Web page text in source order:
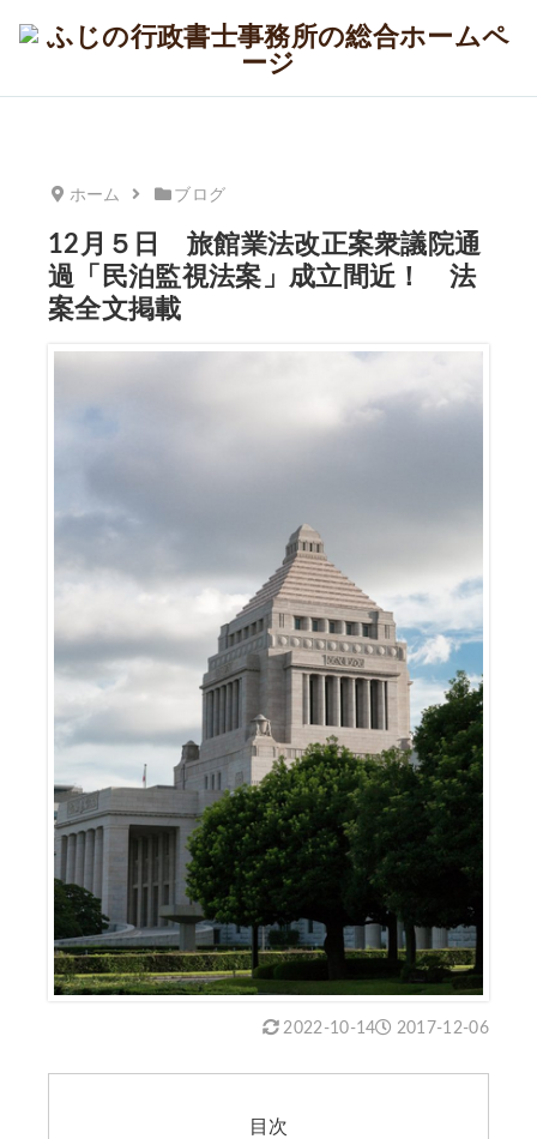
ホーム ブログ
12月５日 旅館業法改正案衆議院通
過「民泊監視法案」成立間近！ 法
案全文掲載
2017-12-06
2022-10-14
目次